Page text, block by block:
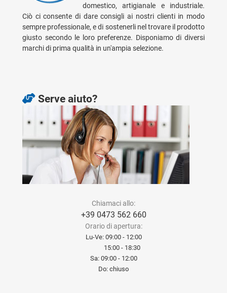
domestico, artigianale e industriale.
Ciò ci consente di dare consigli ai nostri clienti in modo
sempre professionale, e di sostenerli nel trovare il prodotto
giusto secondo le loro preferenze. Disponiamo di diversi
marchi di prima qualità in un'ampia selezione.
Serve aiuto?
Chiamaci allo:
+39 0473 562 660
Orario di apertura:
Lu-Ve: 09:00 - 12:00
15:00 - 18:30
Sa: 09:00 - 12:00
Do: chiuso